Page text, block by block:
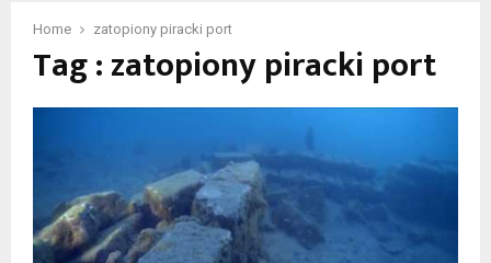
Home zatopiony piracki port
Tag : zatopiony piracki port